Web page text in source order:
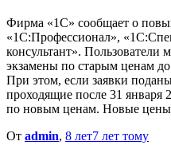
Фирма «1С» сообщает о
«1С:Профессионал»,
консультант». Пользователи
экзамены по старым ценам
При этом, если заявки
проходящие после 31 января
по новым ценам. Новые цены
От admin, 8 лет7 лет тому